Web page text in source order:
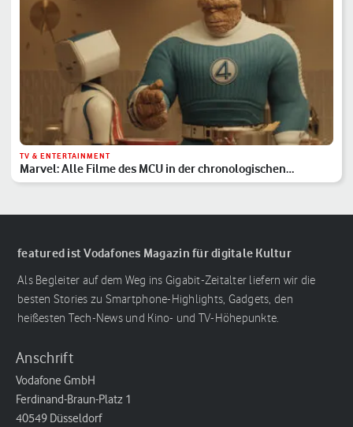
TV & ENTERTAINMENT
Marvel: Alle Filme des MCU in der chronologischen
Reihenfolge
featured ist Vodafones Magazin für digitale Kultur
Als Begleiter auf dem Weg ins Gigabit-Zeitalter liefern wir die
besten Stories zu Smartphone-Highlights, Gadgets, den
heißesten Tech-News und Kino- und TV-Höhepunkte.
Anschrift
Vodafone GmbH
Ferdinand-Braun-Platz 1
40549 Düsseldorf